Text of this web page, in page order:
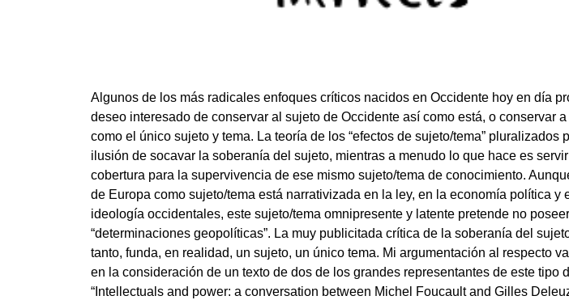
Algunos de los más radicales enfoques críticos nacidos en Occidente hoy en día
deseo interesado de conservar al sujeto de Occidente así como está, o conservar
como el único sujeto y tema. La teoría de los “efectos de sujeto/tema” pluralizados
ilusión de socavar la soberanía del sujeto, mientras a menudo lo que hace es
cobertura para la supervivencia de ese mismo sujeto/tema de conocimiento.
de Europa como sujeto/tema está narrativizada en la ley, en la economía política y
ideología occidentales, este sujeto/tema omnipresente y latente pretende no poseer
“determinaciones geopolíticas”. La muy publicitada crítica de la soberanía del
tanto, funda, en realidad, un sujeto, un único tema. Mi argumentación al respecto
en la consideración de un texto de dos de los grandes representantes de este tipo
“Intellectuals and power: a conversation between Michel Foucault and Gilles